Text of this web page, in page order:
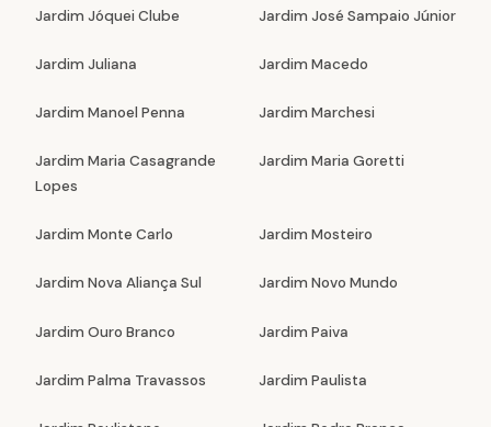
Jardim Jóquei Clube Jardim José Sampaio Júnior
Jardim Juliana Jardim Macedo
Jardim Manoel Penna Jardim Marchesi
Jardim Maria Casagrande
Lopes
Jardim Maria Goretti
Jardim Monte Carlo Jardim Mosteiro
Jardim Nova Aliança Sul Jardim Novo Mundo
Jardim Ouro Branco Jardim Paiva
Jardim Palma Travassos Jardim Paulista